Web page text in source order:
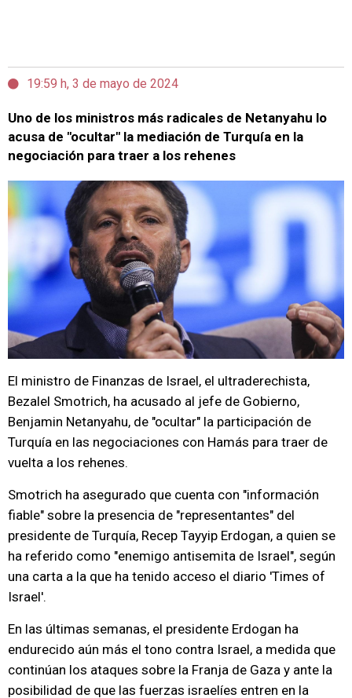
19:59 h, 3 de mayo de 2024
Uno de los ministros más radicales de Netanyahu lo
acusa de "ocultar" la mediación de Turquía en la
negociación para traer a los rehenes
El ministro de Finanzas de Israel, el ultraderechista,
Bezalel Smotrich, ha acusado al jefe de Gobierno,
Benjamin Netanyahu, de "ocultar" la participación de
Turquía en las negociaciones con Hamás para traer de
vuelta a los rehenes.
Smotrich ha asegurado que cuenta con "información
fiable" sobre la presencia de "representantes" del
presidente de Turquía, Recep Tayyip Erdogan, a quien se
ha referido como "enemigo antisemita de Israel", según
una carta a la que ha tenido acceso el diario 'Times of
Israel'.
En las últimas semanas, el presidente Erdogan ha
endurecido aún más el tono contra Israel, a medida que
continúan los ataques sobre la Franja de Gaza y ante la
posibilidad de que las fuerzas israelíes entren en la